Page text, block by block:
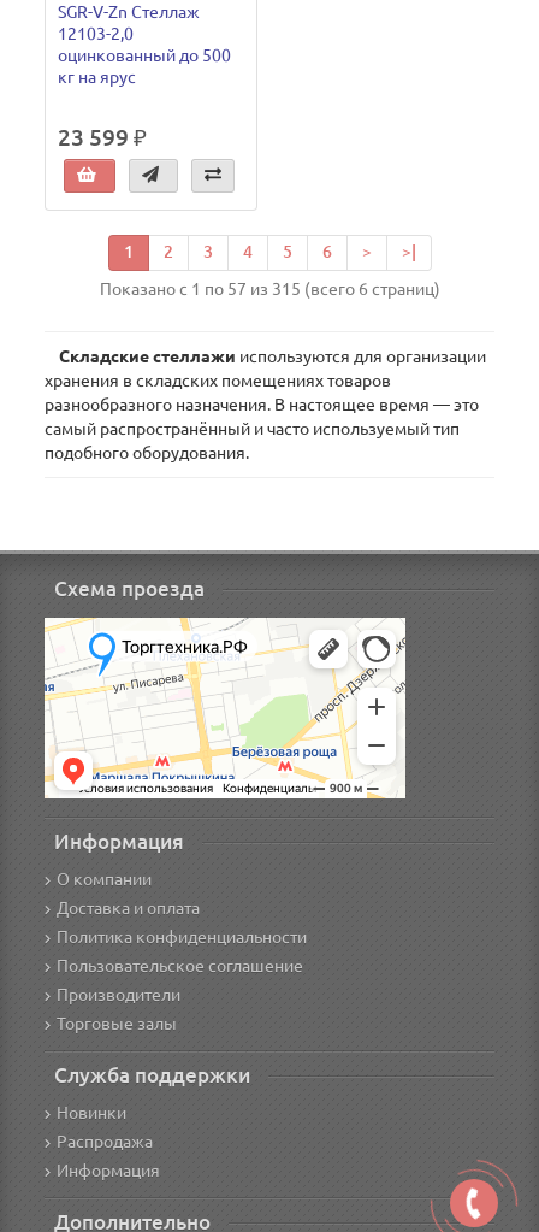
SGR-V-Zn Стеллаж
12103-2,0
оцинкованный до 500
кг на ярус
23 599 ₽
1 2 3 4 5 6 >
>|
Показано с 1 по 57 из 315 (всего 6 страниц)
Складские стеллажи используются для организации
хранения в складских помещениях товаров
разнообразного назначения. В настоящее время — это
самый распространённый и часто используемый тип
подобного оборудования.
Схема проезда
Информация
О компании
Доставка и оплата
Политика конфиденциальности
Пользовательское соглашение
Производители
Торговые залы
Служба поддержки
Новинки
Распродажа
Информация
Дополнительно